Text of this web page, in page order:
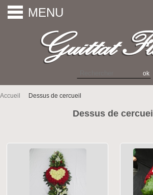
MENU
Accueil Dessus de cercueil
Dessus de cercueil